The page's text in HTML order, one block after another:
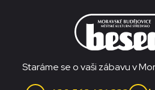
Staráme se o vaši zábavu v